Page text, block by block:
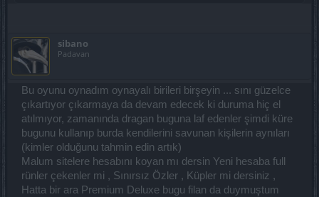
sibano
Padavan
Bu oyunu oynadım oynayalı birileri birşeyin ... sını güzelce
çıkartıyor çıkarmaya da devam edecek ki duruma hiç el
atılmıyor, zamanında dragan buguna laf edenler şimdi küre
bugunu kullanıp burda kendilerini savunan kişilerin aynıları
(kimler olduğunu tahmin edin artık)
Malum sitelere hesabını koyan mı dersin Yeni hesaba full
rünler çekenler mi , Sınırsız Özler , Küpler mi dersiniz ,
Hatta bir ara Premium Deluxe bugu filan da duymuştum